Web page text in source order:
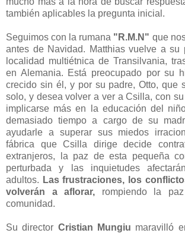
también aplicables la pregunta inicial.
Seguimos con la rumana "R.M.N" que
antes de Navidad. Matthias vuelve a su
localidad multiétnica de Transilvania,
en Alemania. Está preocupado por su
crecido sin él, y por su padre, Otto, que
solo, y desea volver a ver a Csilla, con
implicarse más en la educación del
demasiado tiempo a cargo de su
ayudarle a superar sus miedos
fábrica que Csilla dirige decide
extranjeros, la paz de esta pequeña
perturbada y las inquietudes
adultos. Las frustraciones, los
volverán a aflorar, rompiendo la
comunidad.
Su director Cristian Mungiu maravilló